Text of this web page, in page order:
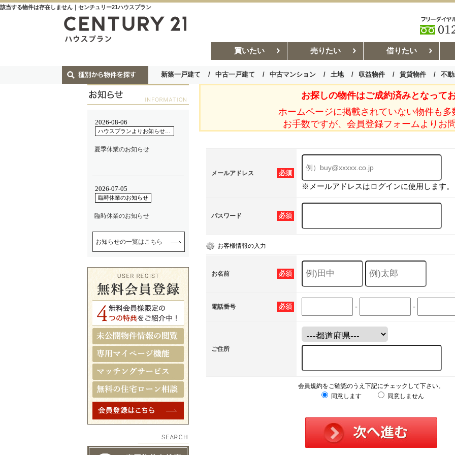
該当する物件は存在しません｜センチュリー21ハウスプラン
買いたい 売りたい 借りたい
新築一戸建て 中古一戸建て 中古マンション 土地 収益物件 賃貸物件 不
お部屋探しコラム 賃貸管理コ
お探しの物件はご成約済みとなってお
ホームページに掲載されていない物件も多
お手数ですが、会員登録フォームよりお
必須
メールアドレス
※メールアドレスはログインに使用します。
必須
パスワード
お客様情報の入力
必須
お名前
必須
電話番号 - -
ご住所
会員規約をご確認のうえ下記にチェックして下さい。
同意します
同意しません
お知らせの一覧はこちら